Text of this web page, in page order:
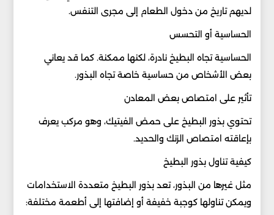
لديهم تاريخ من دخول الطعام إلى مجرى التنفس.
الحساسية أو التحسس
الحساسية تجاه البطيخ نادرة، لكنها ممكنة. كما قد يعاني
بعض الأشخاص من حساسية خاصة تجاه البذور.
تأثير على امتصاص بعض المعادن
تحتوي بذور البطيخ على حمض الفيتيك، وهو مركب يعرف
بإعاقته امتصاص الزنك والحديد.
كيفية تناول بذور البطيخ
مثل غيرها من البذور، تعد بذور البطيخ متعددة الاستخدامات
ويمكن تناولها كوجبة خفيفة أو إضافتها إلى أطعمة مختلفة: